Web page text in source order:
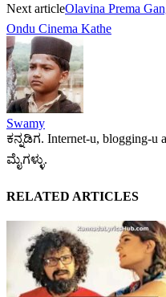
Next articleOlavina Prema
Ondu Cinema Kathe
Swamy
ಕನ್ನಡಿಗ. Internet-u, blogging-u
ಮೈಗಳ್ಳು.
RELATED ARTICLES